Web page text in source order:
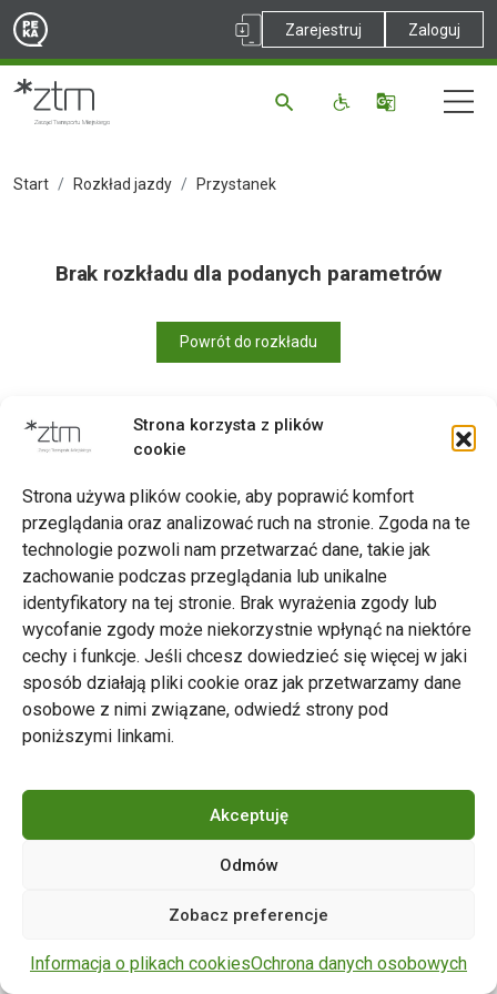
Strona korzysta z plików
cookie
Strona używa plików cookie, aby poprawić komfort
przeglądania oraz analizować ruch na stronie. Zgoda na te
technologie pozwoli nam przetwarzać dane, takie jak
zachowanie podczas przeglądania lub unikalne
identyfikatory na tej stronie. Brak wyrażenia zgody lub
wycofanie zgody może niekorzystnie wpłynąć na niektóre
cechy i funkcje. Jeśli chcesz dowiedzieć się więcej w jaki
sposób działają pliki cookie oraz jak przetwarzamy dane
osobowe z nimi związane, odwiedź strony pod
poniższymi linkami.
Akceptuję
Odmów
Zobacz preferencje
Informacja o plikach cookiesOchrona danych osobowych
Zarejestruj Zaloguj
Start Rozkład jazdy Przystanek
Brak rozkładu dla podanych parametrów
Powrót do rozkładu
Zarząd Transportu Miejskiego w Poznaniu
Napisz do nas
tel. 61 646 33 44
ul. Matejki 59, 60-770 Poznań
zastrzeżone.